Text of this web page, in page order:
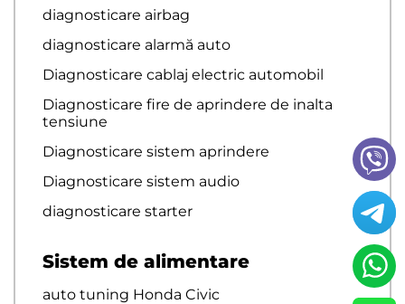
diagnosticare airbag
diagnosticare alarmă auto
Diagnosticare cablaj electric automobil
Diagnosticare fire de aprindere de inalta
tensiune
Diagnosticare sistem aprindere
Diagnosticare sistem audio
diagnosticare starter
Sistem de alimentare
auto tuning Honda Civic